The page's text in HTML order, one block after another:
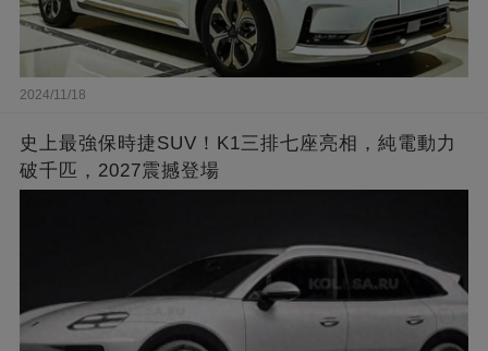
2024/11/18
史上最強保時捷SUV！K1三排七座亮相，純電動力
破千匹，2027震撼登場